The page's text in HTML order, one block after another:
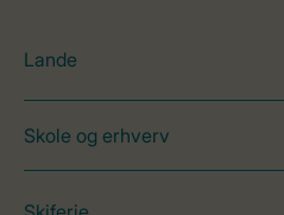
Lande
Skole og erhverv